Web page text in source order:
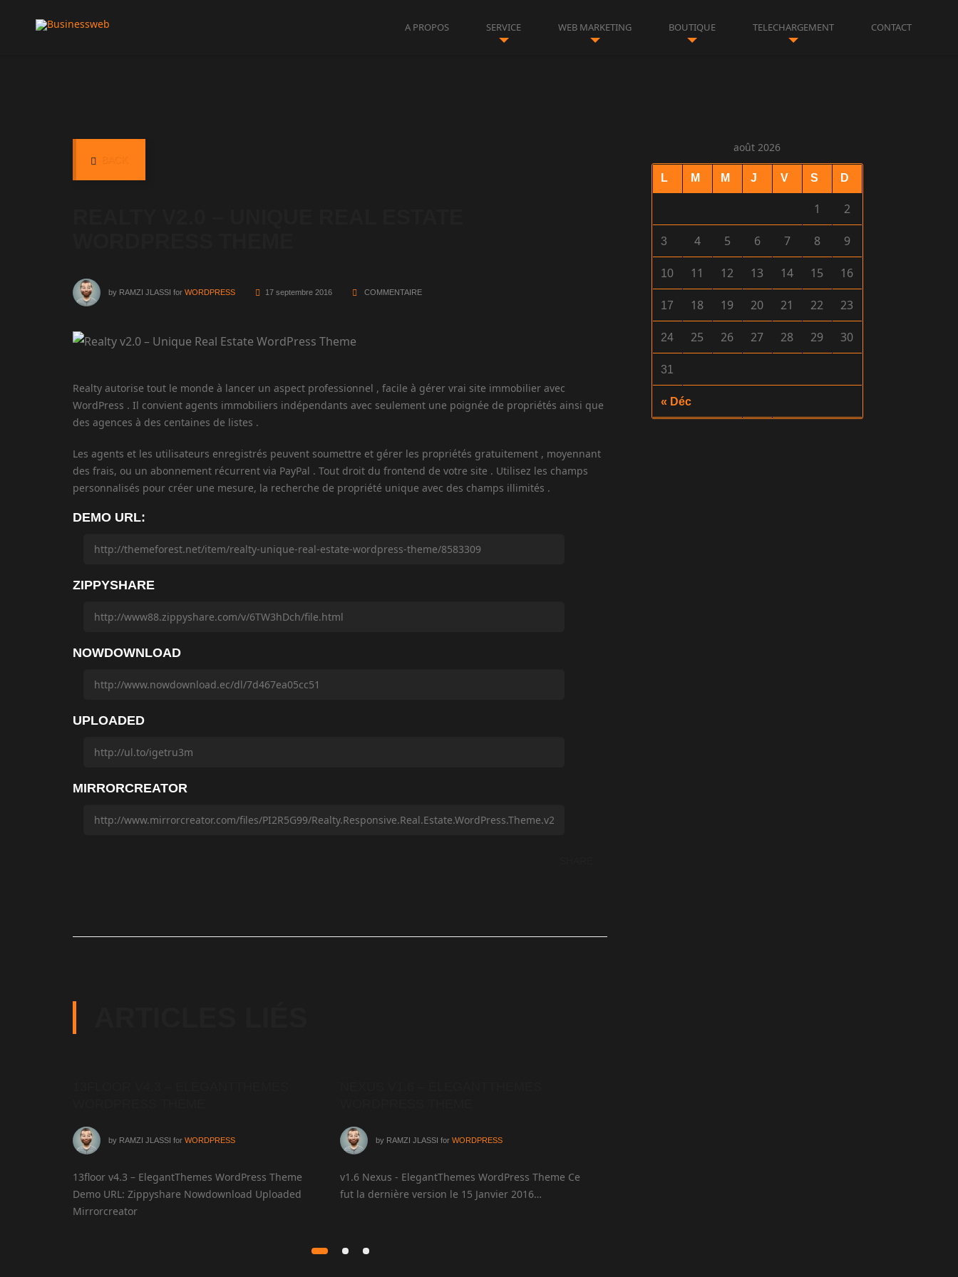
A PROPOS SERVICE WEB MARKETING BOUTIQUE TELECHARGEMENT CONTACT
by RAMZI JLASSI for WORDPRESS 17 septembre 2016 COMMENTAIRE
Realty autorise tout le monde à lancer un aspect professionnel , facile à gérer vrai site immobilier avec
WordPress . Il convient agents immobiliers indépendants avec seulement une poignée de propriétés ainsi que
des agences à des centaines de listes .
Les agents et les utilisateurs enregistrés peuvent soumettre et gérer les propriétés gratuitement , moyennant
des frais, ou un abonnement récurrent via PayPal . Tout droit du frontend de votre site . Utilisez les champs
personnalisés pour créer une mesure, la recherche de propriété unique avec des champs illimités .
DEMO URL:
ZIPPYSHARE
NOWDOWNLOAD
UPLOADED
MIRRORCREATOR
by RAMZI JLASSI for WORDPRESS
13floor v4.3 – ElegantThemes WordPress Theme
Demo URL: Zippyshare Nowdownload Uploaded
Mirrorcreator
by RAMZI JLASSI for WORDPRESS
v1.6 Nexus - ElegantThemes WordPress Theme Ce
fut la dernière version le 15 Janvier 2016…
août 2026
L M M J V S D
« Déc
1 2
3 4 5 6 7 8 9
10 11 12 13 14 15 16
17 18 19 20 21 22 23
24 25 26 27 28 29 30
31